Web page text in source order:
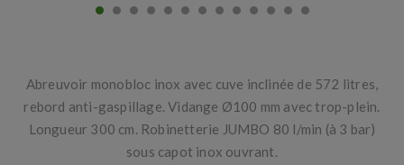
Abreuvoir monobloc inox avec cuve inclinée de 572 litres,
rebord anti-gaspillage. Vidange Ø100 mm avec trop-plein.
Longueur 300 cm. Robinetterie JUMBO 80 l/min (à 3 bar)
sous capot inox ouvrant.